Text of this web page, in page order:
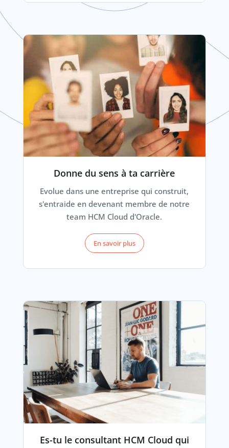
Donne du sens à ta carrière
Evolue dans une entreprise qui construit,
s'entraide en devenant membre de notre
team HCM Cloud d'Oracle.
En savoir plus
Es-tu le consultant HCM Cloud qui